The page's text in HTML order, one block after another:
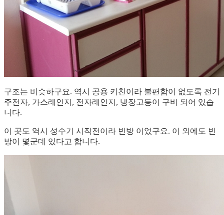
구조는 비슷하구요. 역시 공용 키친이라 불편함이 없도록 전기
주전자, 가스레인지, 전자레인지, 냉장고등이 구비 되어 있습
니다.
이 곳도 역시 성수기 시작전이라 빈방 이었구요. 이 외에도 빈
방이 몇군데 있다고 합니다.